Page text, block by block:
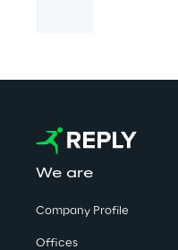
We are
Company Profile
Offices